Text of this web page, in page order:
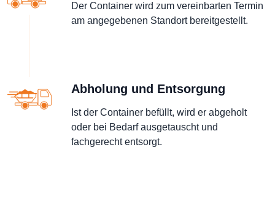
Der Container wird zum vereinbarten Termin
am angegebenen Standort bereitgestellt.
Abholung und Entsorgung
Ist der Container befüllt, wird er abgeholt
oder bei Bedarf ausgetauscht und
fachgerecht entsorgt.